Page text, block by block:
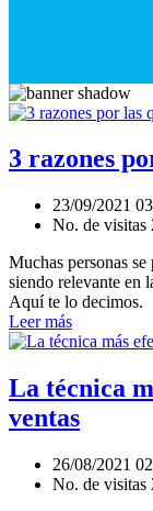
3 razones
23/09/2021
No. de visitas
Muchas personas
siendo relevante en
Aquí te lo decimos.
Leer más
La técnica
ventas
26/08/2021
No. de visitas